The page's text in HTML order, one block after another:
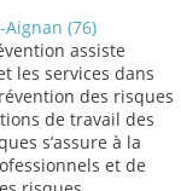
(76)
assiste
les services dans
des risques
de travail des
s’assure à la
et de